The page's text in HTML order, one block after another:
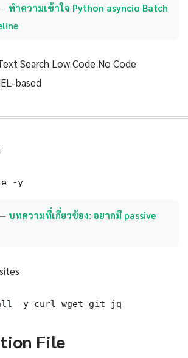
ทำความเข้าใจ Python asyncio Batch
Search Low Code No Code
based
-y
บทความที่เกี่ยวข้อง: อยากมี passive
-y curl wget git jq
File